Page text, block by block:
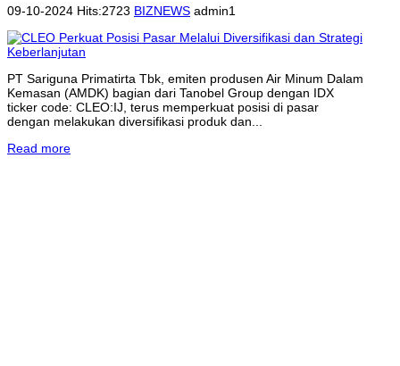
09-10-2024 Hits:2723 BIZNEWS admin1
PT Sariguna Primatirta Tbk, emiten produsen Air Minum Dalam
Kemasan (AMDK) bagian dari Tanobel Group dengan IDX
ticker code: CLEO:IJ, terus memperkuat posisi di pasar
dengan melakukan diversifikasi produk dan...
Read more